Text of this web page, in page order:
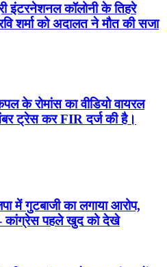
इंटरनेशनल कॉलोनी के तिहरे
शर्मा को अदालत ने मौत की सजा
के रोमांस का वीडियो वायरल
ट्रेस कर FIR दर्ज की है।
में गुटबाजी का लगाया आरोप,
कांग्रेस पहले खुद को देखे